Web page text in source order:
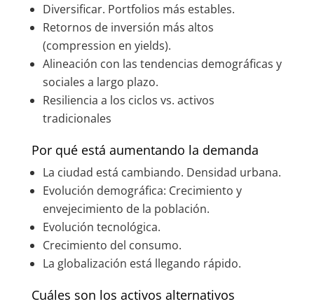
Diversificar. Portfolios más estables.
Retornos de inversión más altos
(compression en yields).
Alineación con las tendencias demográficas y
sociales a largo plazo.
Resiliencia a los ciclos vs. activos
tradicionales
Por qué está aumentando la demanda
La ciudad está cambiando. Densidad urbana.
Evolución demográfica: Crecimiento y
envejecimiento de la población.
Evolución tecnológica.
Crecimiento del consumo.
La globalización está llegando rápido.
Cuáles son los activos alternativos